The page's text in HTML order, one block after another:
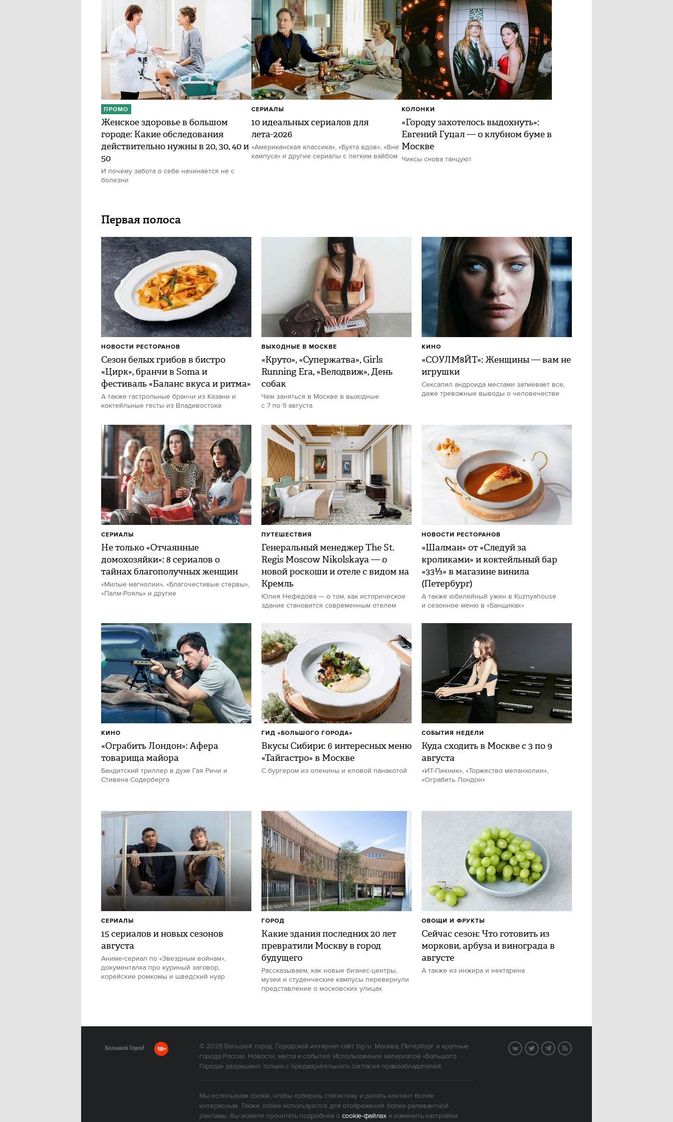
Женское здоровье в большом
городе: Какие обследования
действительно нужны в 20, 30, 40 и
50
И почему забота о себе начинается не с
болезни
ПРОМО
10 идеальных сериалов для
лета-2026
«Американская классика», «Бухта вдов», «Вне
кампуса» и другие сериалы с легким вайбом
СЕРИАЛЫ
«Городу захотелось выдохнуть»:
Евгений Гуцал — о клубном буме в
Москве
Чиксы снова танцуют
КОЛОНКИ
Первая полоса
Сезон белых грибов в бистро
«Цирк», бранчи в Soma и
фестиваль «Баланс вкуса и ритма»
А также гастрольные бранчи из Казани и
коктейльные гесты из Владивостока
НОВОСТИ РЕСТОРАНОВ
«Круто», «Супержатва», Girls
Running Era, «Велодвиж», День
собак
Чем заняться в Москве в выходные
с 7 по 9 августа
ВЫХОДНЫЕ В МОСКВЕ
«СОУЛМ8ЙТ»: Женщины — вам не
игрушки
Сексапил андроида местами затмевает все,
даже тревожные выводы о человечестве
КИНО
Не только «Отчаянные
домохозяйки»: 8 сериалов о
тайнах благополучных женщин
«Милые магнолии», «Благочестивые стервы»,
«Палм-Рояль» и другие
СЕРИАЛЫ
Генеральный менеджер The St.
Regis Moscow Nikolskaya — о
новой роскоши и отеле с видом на
Кремль
Юлия Нефедова — о том, как историческое
здание становится современным отелем
ПУТЕШЕСТВИЯ
«Шалман» от «Следуй за
кроликами» и коктейльный бар
«33⅓» в магазине винила
(Петербург)
А также юбилейный ужин в Kuznyahouse
и сезонное меню в «Банщиках»
НОВОСТИ РЕСТОРАНОВ
«Ограбить Лондон»: Афера
товарища майора
Бандитский триллер в духе Гая Ричи и
Стивена Содерберга
КИНО
Вкусы Сибири: 6 интересных меню
«Тайгастро» в Москве
С бургером из оленины и еловой панакотой
ГИД «БОЛЬШОГО ГОРОДА»
Куда сходить в Москве с 3 по 9
августа
«ИТ-Пикник», «Торжество меланхолии»,
«Ограбить Лондон»
СОБЫТИЯ НЕДЕЛИ
15 сериалов и новых сезонов
августа
Аниме-сериал по «Звездным войнам»,
документалка про куриный заговор,
корейские ромкомы и шведский нуар
СЕРИАЛЫ
Какие здания последних 20 лет
превратили Москву в город
будущего
Рассказываем, как новые бизнес-центры,
музеи и студенческие кампусы перевернули
представление о московских улицах
ГОРОД
Сейчас сезон: Что готовить из
моркови, арбуза и винограда в
августе
А также из инжира и нектарина
ОВОЩИ И ФРУКТЫ
18+ © 2026Большой город. Городской интернет-сайт bg.ru. Москва, Петербург и крупные
города России. Новости, места и события. Использование материалов «Большого
Города» разрешено только с предварительного согласия правообладателей.
Мы используем cookie, чтобы собирать статистику и делать контент более
интересным. Также cookie используются для отображения более релевантной
рекламы. Вы можете прочитать подробнее о cookie-файлахи изменить настройки
VK TwitterTelegram
RSS